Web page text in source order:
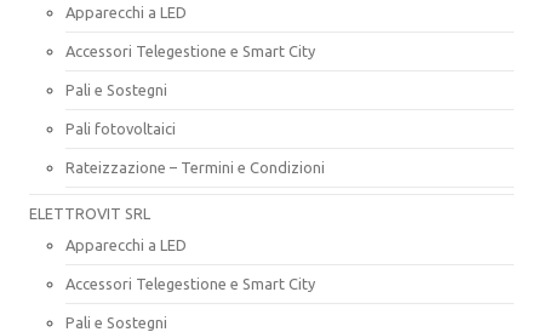
Apparecchi a LED
Accessori Telegestione e Smart City
Pali e Sostegni
Pali fotovoltaici
Rateizzazione – Termini e Condizioni
ELETTROVIT SRL
Apparecchi a LED
Accessori Telegestione e Smart City
Pali e Sostegni